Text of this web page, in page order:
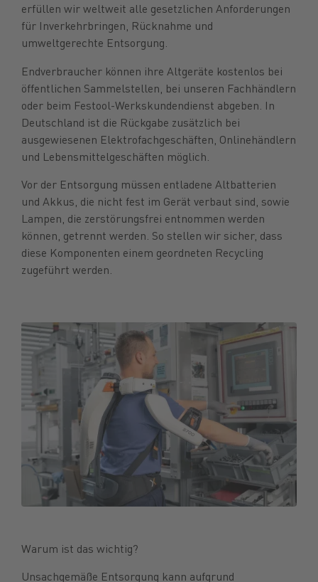
erfüllen wir weltweit alle gesetzlichen Anforderungen
für Inverkehrbringen, Rücknahme und
umweltgerechte Entsorgung.
Endverbraucher können ihre Altgeräte kostenlos bei
öffentlichen Sammelstellen, bei unseren Fachhändlern
oder beim Festool-Werkskundendienst abgeben. In
Deutschland ist die Rückgabe zusätzlich bei
ausgewiesenen Elektrofachgeschäften, Onlinehändlern
und Lebensmittelgeschäften möglich.
Vor der Entsorgung müssen entladene Altbatterien
und Akkus, die nicht fest im Gerät verbaut sind, sowie
Lampen, die zerstörungsfrei entnommen werden
können, getrennt werden. So stellen wir sicher, dass
diese Komponenten einem geordneten Recycling
zugeführt werden.
Warum ist das wichtig?
Unsachgemäße Entsorgung kann aufgrund